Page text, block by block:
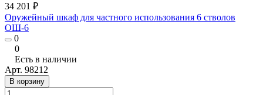
34 201 ₽
Оружейный шкаф для частного использования 6 стволов
ОШ-6
0
0
Есть в наличии
Арт. 98212
В корзину